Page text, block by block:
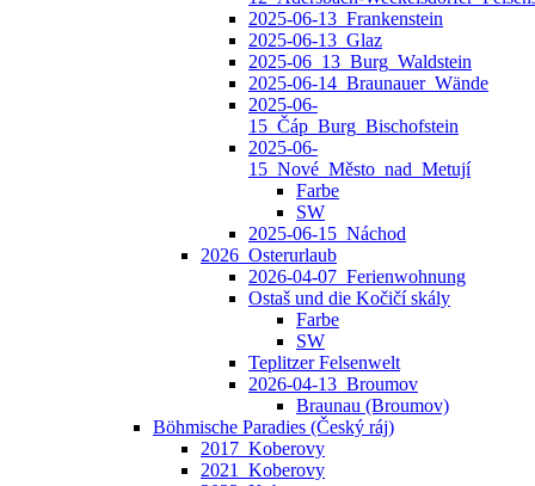
2025-06-13_Frankenstein
2025-06-13_Glaz
2025-06_13_Burg_Waldstein
2025-06-14_Braunauer_Wände
2025-06-
15_Čáp_Burg_Bischofstein
2025-06-
15_Nové_Město_nad_Metují
Farbe
SW
2025-06-15_Náchod
2026_Osterurlaub
2026-04-07_Ferienwohnung
Ostaš und die Kočičí skály
Farbe
SW
Teplitzer Felsenwelt
2026-04-13_Broumov
Braunau (Broumov)
Böhmische Paradies (Český ráj)
2017_Koberovy
2021_Koberovy